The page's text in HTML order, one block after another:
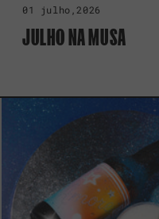
01 julho,2026
JULHO NA MUSA